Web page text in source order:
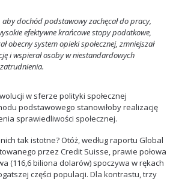
aby dochód podstawowy zachęcał do pracy,
efektywne krańcowe stopy podatkowe,
obecny system opieki społecznej, zmniejszał
i wspierał osoby w niestandardowych
w sferze polityki społecznej
podstawowego stanowiłoby realizację
sprawiedliwości społecznej.
tak istotne? Otóż, według raportu Global
przez Credit Suisse, prawie połowa
(116,6 biliona dolarów) spoczywa w rękach
części populacji. Dla kontrastu, trzy